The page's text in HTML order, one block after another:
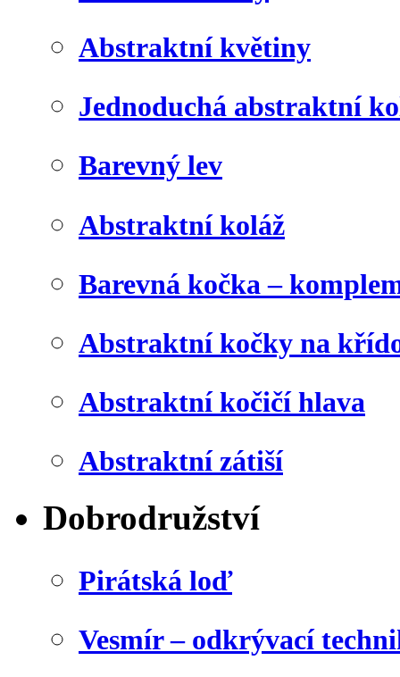
Abstraktní květiny
Jednoduchá abstraktní
Barevný lev
Abstraktní koláž
Barevná kočka –
Abstraktní kočky na
Abstraktní kočičí hlava
Abstraktní zátiší
Dobrodružství
Pirátská loď
Vesmír – odkrývací